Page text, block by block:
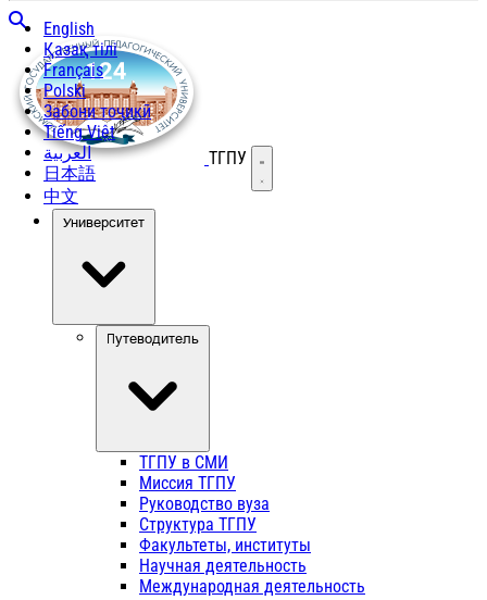
English
Қазақ тілі
Français
Polski
Забони тоҷикӣ
Tiếng Việt
العربية
日本語
中文
ТГПУ Открыть меню
Университет
Путеводитель
ТГПУ в СМИ
Миссия ТГПУ
Руководство вуза
Структура ТГПУ
Факультеты, институты
Научная деятельность
Международная деятельность